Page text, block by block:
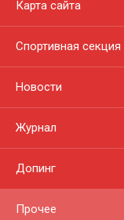
Карта сайта
Спортивная секция
Новости
Журнал
Допинг
Прочее